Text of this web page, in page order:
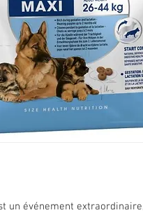
un événement